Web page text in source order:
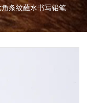
角条纹蘸水书写铅笔